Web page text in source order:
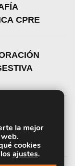
CPRE
I
la mejor
cookies
ajustes.